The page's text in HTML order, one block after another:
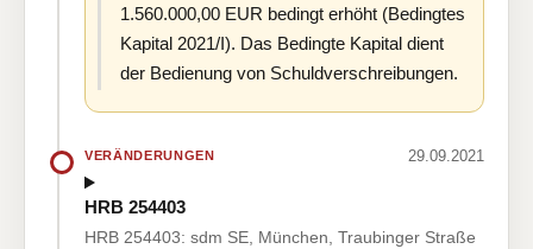
1.560.000,00 EUR bedingt erhöht (Bedingtes
Kapital 2021/I). Das Bedingte Kapital dient
der Bedienung von Schuldverschreibungen.
VERÄNDERUNGEN 29.09.2021
HRB 254403
HRB 254403: sdm SE, München, Traubinger Straße